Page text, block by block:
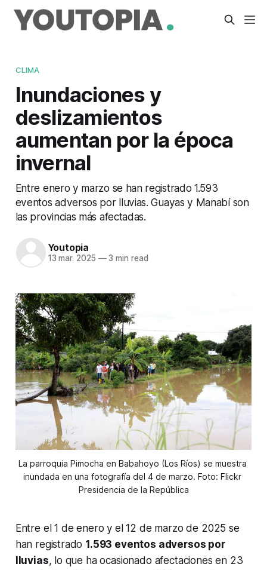
CLIMA
Inundaciones y
deslizamientos
aumentan por la época
invernal
Entre enero y marzo se han registrado 1.593
eventos adversos por lluvias. Guayas y Manabí son
las provincias más afectadas.
Youtopia
13 mar. 2025 —3 min read
La parroquia Pimocha en Babahoyo (Los Ríos) se muestra
inundada en una fotografía del 4 de marzo. Foto: Flickr
Presidencia de la República
Entre el 1 de enero y el 12 de marzo de 2025 se
han registrado 1.593 eventos adversos por
lluvias, lo que ha ocasionado afectaciones en 23